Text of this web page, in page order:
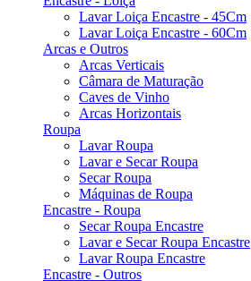
Lavar Loiça Encastre - 45Cm
Lavar Loiça Encastre - 60Cm
Arcas e Outros
Arcas Verticais
Câmara de Maturação
Caves de Vinho
Arcas Horizontais
Roupa
Lavar Roupa
Lavar e Secar Roupa
Secar Roupa
Máquinas de Roupa
Encastre - Roupa
Secar Roupa Encastre
Lavar e Secar Roupa Encastre
Lavar Roupa Encastre
Encastre - Outros